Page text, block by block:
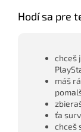
Hodí sa pre
chceš
máš
ťa
chceš